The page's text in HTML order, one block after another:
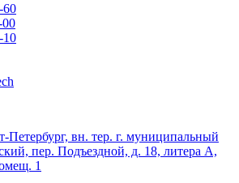
60
00
10
Петербург, вн. тер. г. муниципальный
пер. Подъездной, д. 18, литера А,
1